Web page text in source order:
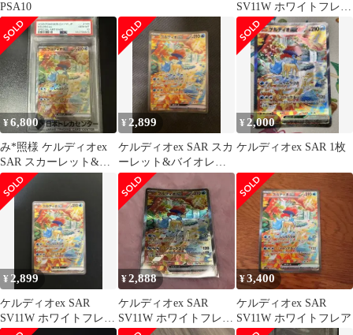
PSA10
SV11W ホワイトフレア
169/086
¥6,800
み*照様 ケルディオex
SAR スカーレット&バ
イオレット 拡張パック
ホワイ
¥2,899
ケルディオex SAR スカ
ーレット&バイオレッ
ト 拡張パック ホワイト
フレア…
¥2,000
ケルディオex SAR 1枚
¥ 2,899
ケルディオex SAR
SV11W ホワイトフレア
¥2,888
ケルディオex SAR
SV11W ホワイトフレア
¥3,400
ケルディオex SAR
SV11W ホワイトフレア